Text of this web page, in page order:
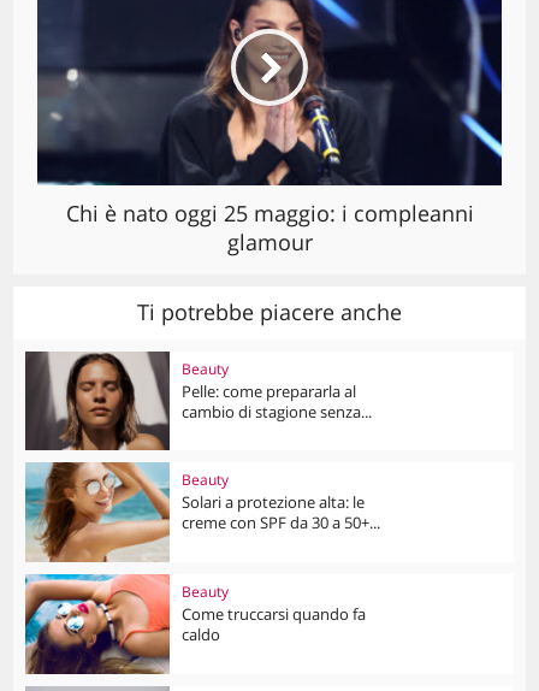
Chi è nato oggi 25 maggio: i compleanni
glamour
Ti potrebbe piacere anche
Beauty
Pelle: come prepararla al
cambio di stagione senza...
Beauty
Solari a protezione alta: le
creme con SPF da 30 a 50+...
Beauty
Come truccarsi quando fa
caldo